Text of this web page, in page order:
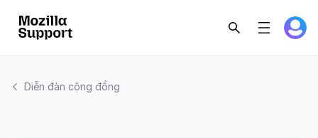
Diễn đàn cộng đồng